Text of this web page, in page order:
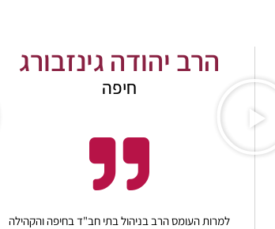
הרב יהודה גינזבורג
חיפה
למרות העומס הרב בניהול בתי חב"ד בחיפה והקהילה